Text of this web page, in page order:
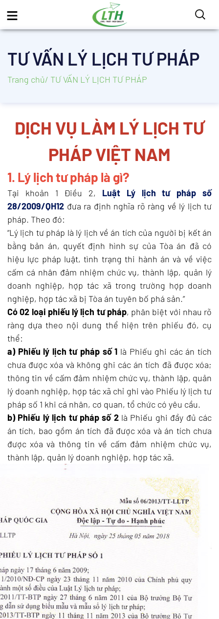
TƯ VẤN LÝ LỊCH TƯ PHÁP
Trang chủ/ TƯ VẤN LÝ LỊCH TƯ PHÁP
DỊCH VỤ LÀM LÝ LỊCH TƯ
PHÁP VIỆT NAM
1. Lý lịch tư pháp là gì?
Tại khoản 1 Điều 2, Luật Lý lịch tư pháp số
28/2009/QH12 đưa ra định nghĩa rõ ràng về lý lịch tư
pháp. Theo đó:
“Lý lịch tư pháp là lý lịch về án tích của người bị kết án
bằng bản án, quyết định hình sự của Tòa án đã có
hiệu lực pháp luật, tình trạng thi hành án và về việc
cấm cá nhân đảm nhiệm chức vụ, thành lập, quản lý
doanh nghiệp, hợp tác xã trong trường hợp doanh
nghiệp, hợp tác xã bị Tòa án tuyên bố phá sản.”
Có 02 loại phiếu lý lịch tư pháp, phân biệt với nhau rõ
ràng dựa theo nội dung thể hiện trên phiếu đó, cụ
thể:
a) Phiếu lý lịch tư pháp số 1 là Phiếu ghi các án tích
chưa được xóa và không ghi các án tích đã được xóa;
thông tin về cấm đảm nhiệm chức vụ, thành lập, quản
lý doanh nghiệp, hợp tác xã chỉ ghi vào Phiếu lý lịch tư
pháp số 1 khi cá nhân, cơ quan, tổ chức có yêu cầu.
b) Phiếu lý lịch tư pháp số 2là Phiếu ghi đầy đủ các
án tích, bao gồm án tích đã được xóa và án tích chưa
được xóa và thông tin về cấm đảm nhiệm chức vụ,
thành lập, quản lý doanh nghiệp, hợp tác xã.